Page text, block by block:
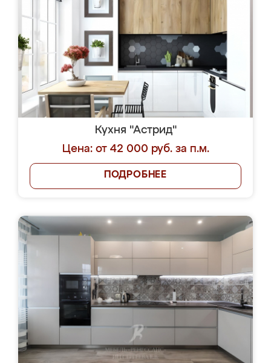
Кухня "Астрид"
Цена: от 42 000 руб. за п.м.
ПОДРОБНЕЕ